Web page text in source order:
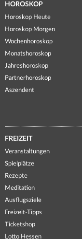
HOROSKOP
Horoskop Heute
Horoskop Morgen
Wochenhoroskop
Monatshoroskop
Jahreshoroskop
Partnerhoroskop
Aszendent
FREIZEIT
Veranstaltungen
Spielplätze
Rezepte
Meditation
Ausflugsziele
Freizeit-Tipps
Ticketshop
Lotto Hessen